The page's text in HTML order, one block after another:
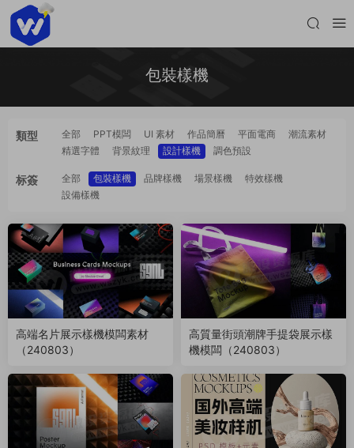
包裝樣機
類型 全部 PPT模闆 UI 素材 作品簡曆 平面電商
潮流素材
精選字體
背景紋理 設計樣機 調色預設
标簽 全部 包裝樣機 品牌樣機 場景樣機
特效樣機
設備樣機
高端名片展示樣機模闆素材
（240803）
高質量街頭潮牌手提袋展示樣
機模闆（240803）